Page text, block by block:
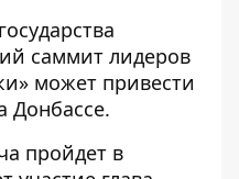
саммит лидеров
может привести
Донбассе.
пройдет в